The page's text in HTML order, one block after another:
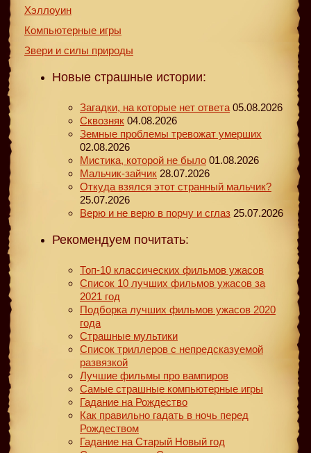
Хэллоуин
Компьютерные игры
Звери и силы природы
Новые страшные истории:
Загадки, на которые нет ответа 05.08.2026
Сквозняк 04.08.2026
Земные проблемы тревожат умерших
02.08.2026
Мистика, которой не было 01.08.2026
Мальчик-зайчик 28.07.2026
Откуда взялся этот странный мальчик?
25.07.2026
Верю и не верю в порчу и сглаз 25.07.2026
Рекомендуем почитать:
Топ-10 классических фильмов ужасов
Список 10 лучших фильмов ужасов за
2021 год
Подборка лучших фильмов ужасов 2020
года
Страшные мультики
Список триллеров с непредсказуемой
развязкой
Лучшие фильмы про вампиров
Самые страшные компьютерные игры
Гадание на Рождество
Как правильно гадать в ночь перед
Рождеством
Гадание на Старый Новый год